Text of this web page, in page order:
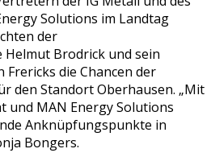
Solutions im Landtag
der
Brodrick und sein
die Chancen der
den Standort Oberhausen. „Mit
und MAN Energy Solutions
Anknüpfungspunkte in
Bongers.